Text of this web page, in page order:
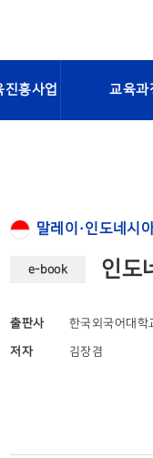
진흥사업 교육과
말레이·인도네시
e-book 인도
출판사 한국외국어대학
저자 김장겸